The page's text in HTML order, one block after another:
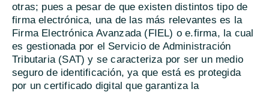
otras; pues a pesar de que existen distintos tipo de
firma electrónica, una de las más relevantes es la
Firma Electrónica Avanzada (FIEL) o e.firma, la cual
es gestionada por el Servicio de Administración
Tributaria (SAT) y se caracteriza por ser un medio
seguro de identificación, ya que está es protegida
por un certificado digital que garantiza la